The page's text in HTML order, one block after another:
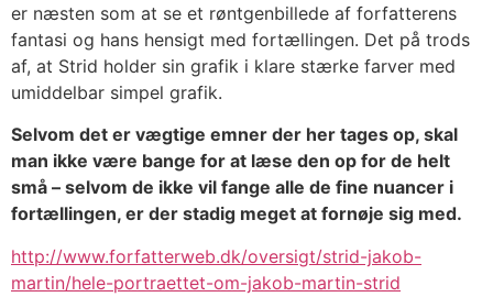
er næsten som at se et røntgenbillede af forfatterens
fantasi og hans hensigt med fortællingen. Det på trods
af, at Strid holder sin grafik i klare stærke farver med
umiddelbar simpel grafik.
Selvom det er vægtige emner der her tages op, skal
man ikke være bange for at læse den op for de helt
små – selvom de ikke vil fange alle de fine nuancer i
fortællingen, er der stadig meget at fornøje sig med.
http://www.forfatterweb.dk/oversigt/strid-jakob-
martin/hele-portraettet-om-jakob-martin-strid